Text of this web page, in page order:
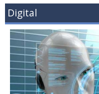
Digital